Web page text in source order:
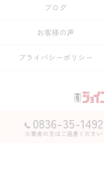
0836-35-1492
※業者の方はご遠慮ください
ブログ
お客様の声
プライバシーポリシー
© 2026 山口県宇部市の結婚相談所